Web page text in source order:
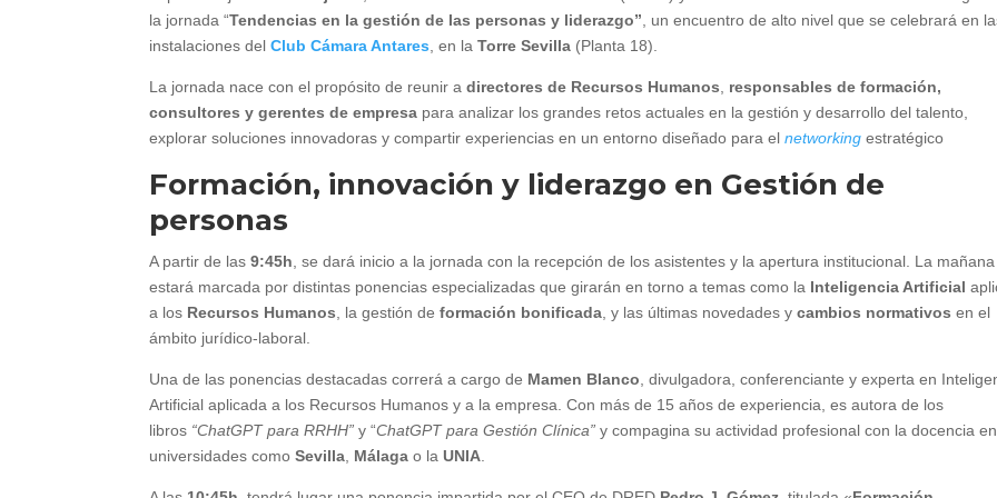
la jornada “Tendencias en la gestión de las personas y liderazgo” , un encuentro de alto nivel que se celebrará en
instalaciones del Club Cámara Antares , en laTorre Sevilla (Planta 18).
La jornada nace con el propósito de reunir adirectores de Recursos Humanos
responsables de formación,
consultores y gerentes de empresa para analizar los grandes retos actuales en la gestión y desarrollo del talento,
explorar soluciones innovadoras y compartir experiencias en un entorno diseñado para elnetworking estratégico
Formación, innovación y liderazgo en Gestión de
personas
A partir de las9:45h , se dará inicio a la jornada con la recepción de los asistentes y la apertura institucional. La mañana
estará marcada por distintas ponencias especializadas que girarán en torno a temas como la Inteligencia Artificial
a los Recursos Humanos , la gestión deformación bonificada , y las últimas novedades ycambios normativos en el
ámbito jurídico-laboral.
Una de las ponencias destacadas correrá a cargo de Mamen Blanco , divulgadora, conferenciante y experta en
Artificial aplicada a los Recursos Humanos y a la empresa. Con más de 15 años de experiencia, es autora de los
libros “ChatGPT para RRHH” y “ChatGPT para Gestión Clínica” y compagina su actividad profesional con la docencia en
universidades comoSevilla Málaga o laUNIA